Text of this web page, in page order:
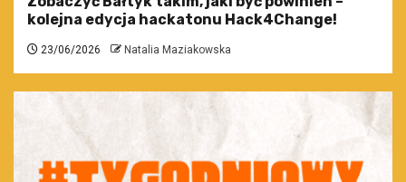
kolejna edycja hackatonu Hack4Change!
23/06/2026 Natalia Maziakowska